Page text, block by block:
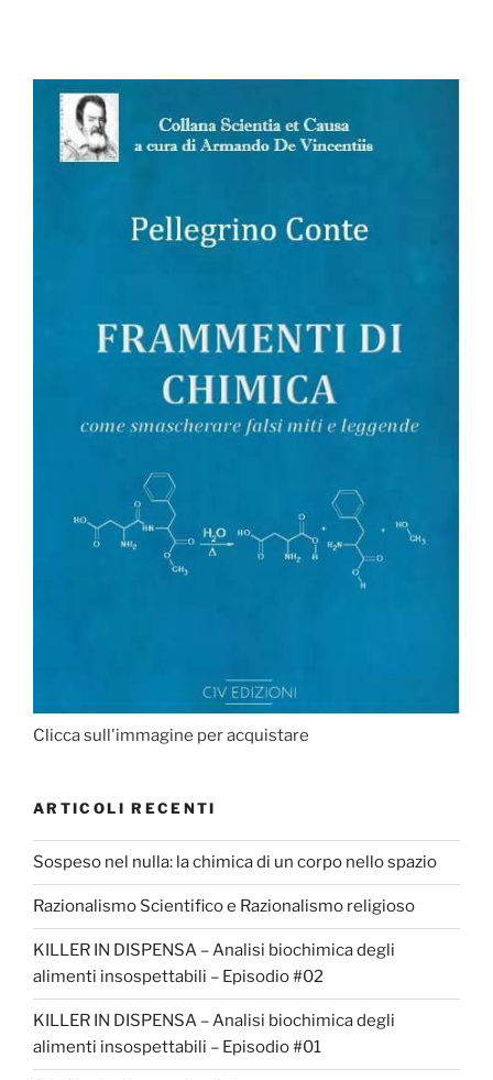
Clicca sull'immagine per acquistare
ARTICOLI RECENTI
Sospeso nel nulla: la chimica di un corpo nello spazio
Razionalismo Scientifico e Razionalismo religioso
KILLER IN DISPENSA – Analisi biochimica degli
alimenti insospettabili – Episodio #02
KILLER IN DISPENSA – Analisi biochimica degli
alimenti insospettabili – Episodio #01